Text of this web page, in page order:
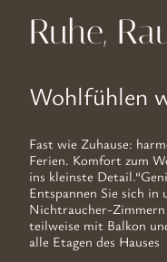
Ruhe,
Wohlfühlen
Fast wie Zuhause:
Ferien. Komfort zum
ins kleinste
Entspannen Sie sich
Nichtraucher-
teilweise mit Balkon
alle Etagen des Hauses